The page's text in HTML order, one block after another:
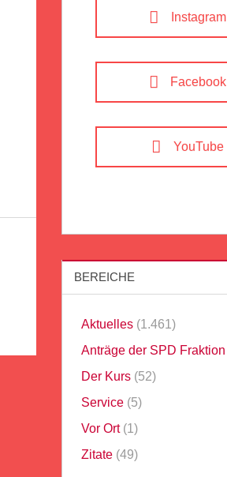
Instagram
Facebook
YouTube
BEREICHE
Aktuelles (1.461)
Anträge der SPD Fraktion
Der Kurs (52)
Service (5)
Vor Ort(1)
Zitate (49)